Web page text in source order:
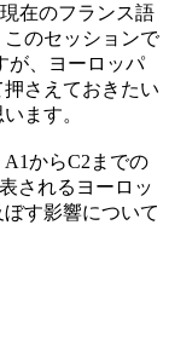
在のフランス語
のセッションで
が、ヨーロッパ
さえておきたい
ます。
からC2までの
されるヨーロッ
す影響について